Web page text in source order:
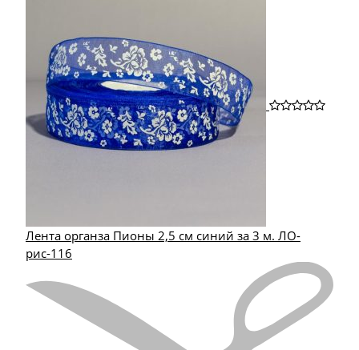
Лента органза Пионы 2,5 см синий за 3 м. ЛО-
рис-116